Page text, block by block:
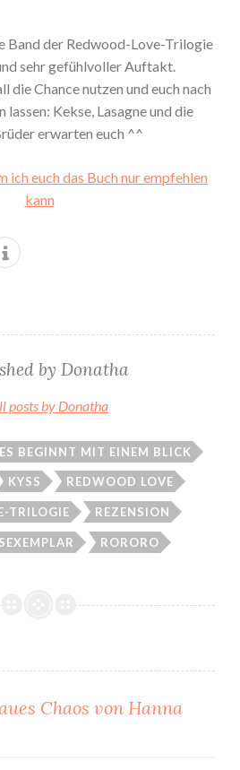
Band der Redwood-Love-Trilogie
sehr gefühlvoller Auftakt.
die Chance nutzen und euch nach
lassen: Kekse, Lasagne und die
erwarten euch ^^
ich euch das Buch nur empfehlen
kann
by Donatha
posts by Donatha
ES BEGINNT MIT EINEM BLICK
KYSS REDWOOD LOVE
TRILOGIE REZENSION
RORORO
Chaos von Hanna